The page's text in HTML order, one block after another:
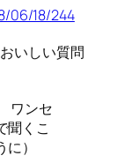
06/18/244
いしい質問
ワンセ
聞くこ
）